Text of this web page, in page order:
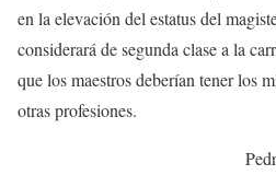
en la elevación del estatus del
considerará de segunda clase a la
que los maestros deberían tener los
otras profesiones.